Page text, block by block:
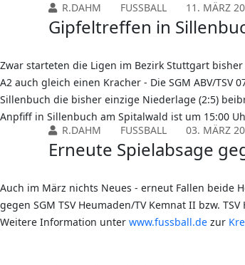
R.DAHM FUSSBALL 11. MÄRZ
Gipfeltreffen in
Zwar starteten die Ligen im Bezirk Stuttgart
A2 auch gleich einen Kracher - Die SGM ABV/
Sillenbuch die bisher einzige Niederlage (2:5)
Anpfiff in Sillenbuch am Spitalwald ist um 15:00
R.DAHM
FUSSBALL 03. MÄRZ
Erneute Spielabsage
Auch im März nichts Neues - erneut Fallen beide
gegen SGM TSV Heumaden/TV Kemnat II bzw.
Weitere Information unter www.fussball.de zur